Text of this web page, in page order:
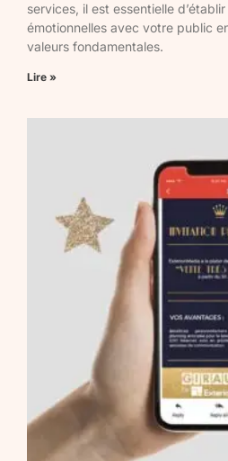
services, il est essentielle
émotionnelles avec votre public
valeurs fondamentales.
Lire »